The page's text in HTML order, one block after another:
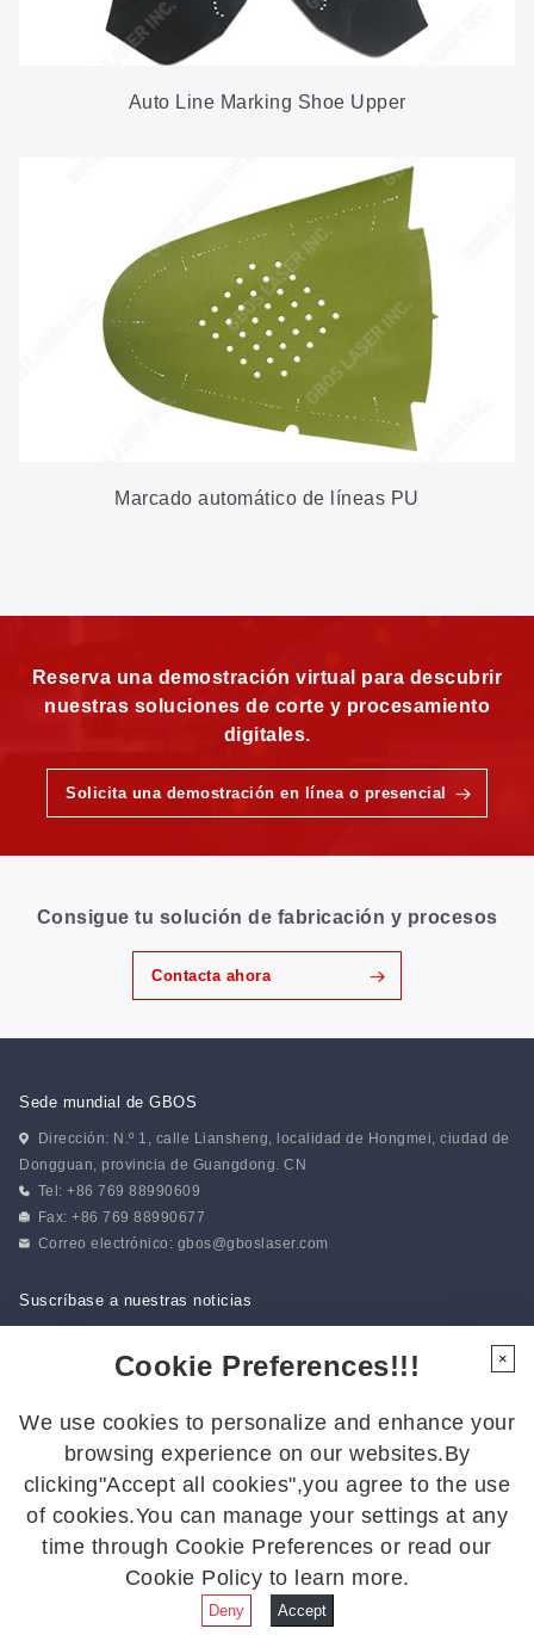
Auto Line Marking Shoe Upper
Marcado automático de líneas PU
Reserva una demostración virtual para descubrir
nuestras soluciones de corte y procesamiento
digitales.
Solicita una demostración en línea o presencial
Consigue tu solución de fabricación y procesos
Contacta ahora
Sede mundial de GBOS
Dirección: N.º 1, calle Liansheng, localidad de Hongmei, ciudad de
Dongguan, provincia de Guangdong. CN
Tel: +86 769 88990609
Fax: +86 769 88990677
Correo electrónico: gbos@gboslaser.com
Suscríbase a nuestras noticias
Síguenos para estar al día de las últimas novedades:
2026 GBOS. Todos los derechos reservados.Política de
Mapa del sitio
Cookie Preferences!!!
We use cookies to personalize and enhance your
browsing experience on our websites.By
clicking"Accept all cookies",you agree to the use
of cookies.You can manage your settings at any
time through Cookie Preferences or read our
Cookie Policy to learn more.
×
Deny Accept